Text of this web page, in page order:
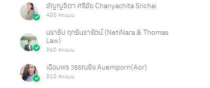
ชัญญชิตา ศรีชัย Chanyachita Srichai
400 คะแนน
นราธิป ฤทธินรารัตน์ (NetiNara & Thomas
Law)
360 คะแนน
เอื้อมพร วรรณยิ่ง Auemporn(Aor)
310 คะแนน